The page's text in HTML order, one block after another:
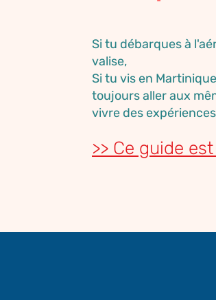
Si tu débarques à
valise,
Si tu vis en
toujours aller aux
vivre des
>> Ce guide